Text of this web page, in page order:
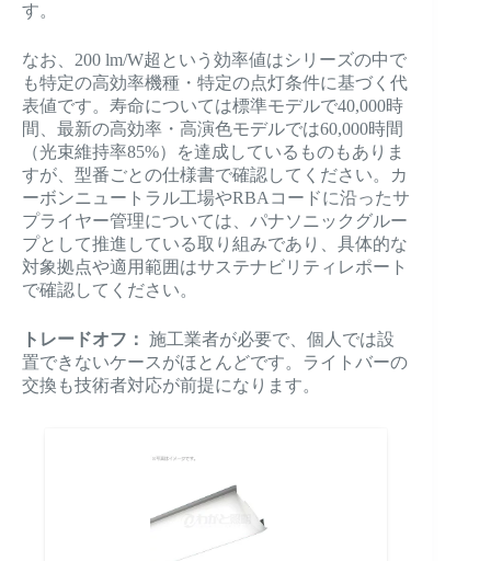
す。
なお、200 lm/W超という効率値はシリーズの中で
も特定の高効率機種・特定の点灯条件に基づく代
表値です。寿命については標準モデルで40,000時
間、最新の高効率・高演色モデルでは60,000時間
（光束維持率85%）を達成しているものもありま
すが、型番ごとの仕様書で確認してください。カ
ーボンニュートラル工場やRBAコードに沿ったサ
プライヤー管理については、パナソニックグルー
プとして推進している取り組みであり、具体的な
対象拠点や適用範囲はサステナビリティレポート
で確認してください。
トレードオフ： 施工業者が必要で、個人では設
置できないケースがほとんどです。ライトバーの
交換も技術者対応が前提になります。